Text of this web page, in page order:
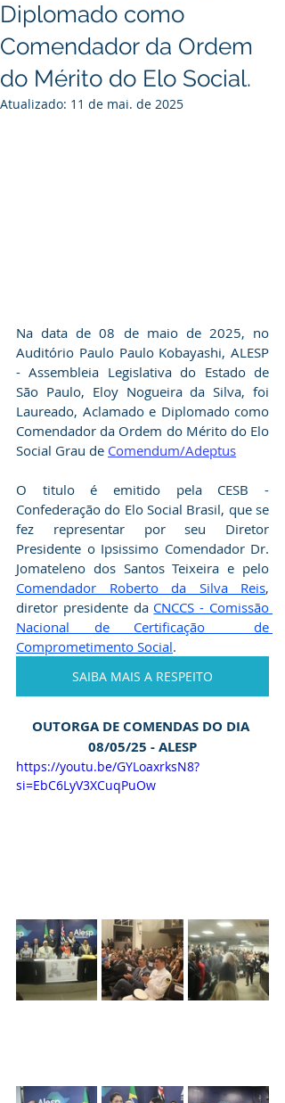
Diplomado como
Comendador da Ordem
do Mérito do Elo Social.
Atualizado: 11 de mai. de 2025
Na data de 08 de maio de 2025, no
Auditório Paulo Paulo Kobayashi, ALESP
- Assembleia Legislativa do Estado de
São Paulo, Eloy Nogueira da Silva, foi
Laureado, Aclamado e Diplomado como
Comendador da Ordem do Mérito do Elo
Social Grau de Comendum/Adeptus
O titulo é emitido pela CESB -
Confederação do Elo Social Brasil, que se
fez representar por seu Diretor
Presidente o Ipsissimo Comendador Dr.
Comendador Roberto da Silva Reis,
diretor presidente da CNCCS - Comissão
Nacional de Certificação  de
Comprometimento Social.
SAIBA MAIS A RESPEITO
OUTORGA DE COMENDAS DO DIA
08/05/25 - ALESP
https://youtu.be/GYLoaxrksN8?
si=EbC6LyV3XCuqPuOw